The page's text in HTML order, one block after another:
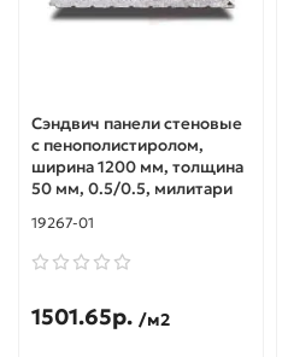
Сэндвич панели стеновые
с пенополистиролом,
ширина 1200 мм, толщина
50 мм, 0.5/0.5, милитари
19267-01
1501.65р. /м2